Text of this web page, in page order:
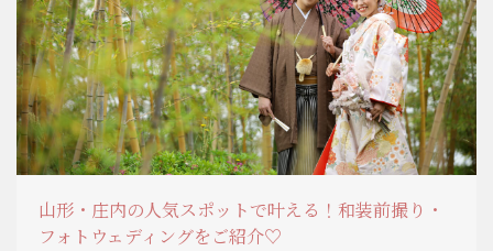
山形・庄内の人気スポットで叶える！和装前撮り・
フォトウェディングをご紹介♡